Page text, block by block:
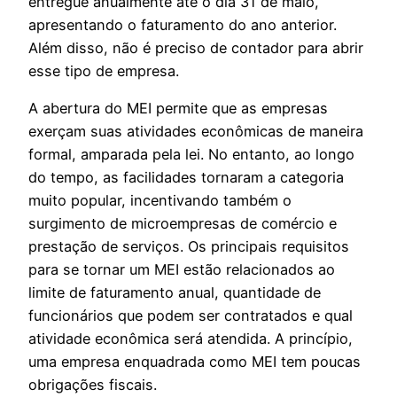
apresentando o faturamento do ano anterior.
Além disso, não é preciso de contador para abrir
esse tipo de empresa.
A abertura do MEI permite que as empresas
exerçam suas atividades econômicas de maneira
formal, amparada pela lei. No entanto, ao longo
do tempo, as facilidades tornaram a categoria
muito popular, incentivando também o
surgimento de microempresas de comércio e
prestação de serviços. Os principais requisitos
para se tornar um MEI estão relacionados ao
limite de faturamento anual, quantidade de
funcionários que podem ser contratados e qual
atividade econômica será atendida. A princípio,
uma empresa enquadrada como MEI tem poucas
obrigações fiscais.